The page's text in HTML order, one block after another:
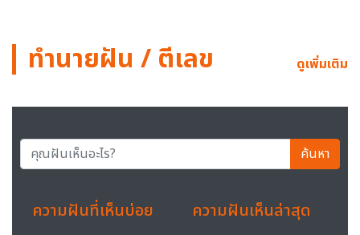
ทำนายฝัน / ตีเลข ดูเพิ่มเติม
ค้นหา
ความฝันที่เห็นบ่อย ความฝันเห็นล่าสุด